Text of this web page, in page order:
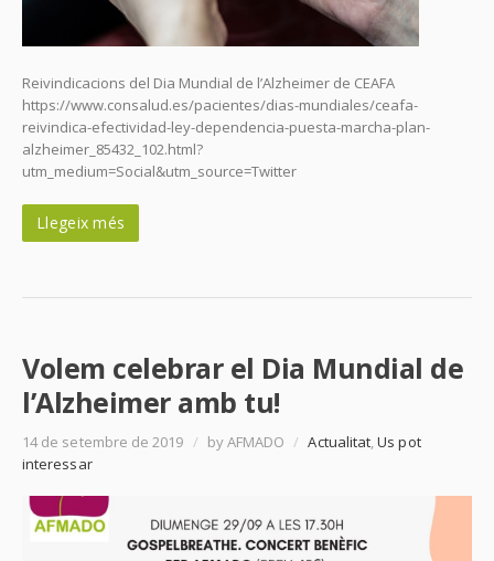
Reivindicacions del Dia Mundial de l’Alzheimer de CEAFA
https://www.consalud.es/pacientes/dias-mundiales/ceafa-
reivindica-efectividad-ley-dependencia-puesta-marcha-plan-
alzheimer_85432_102.html?
utm_medium=Social&utm_source=Twitter
Llegeix més
Volem celebrar el Dia Mundial de
l’Alzheimer amb tu!
14 de setembre de 2019 / by AFMADO / Actualitat,Us pot
interessar